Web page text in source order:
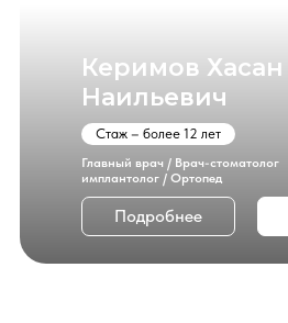
Керимов Хасан
Наильевич
Подробнее
Главный врач / Врач-стоматолог
имплантолог / Ортопед
Стаж – более 12 лет